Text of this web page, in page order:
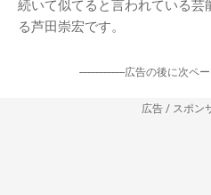
続いて似てると言われている芸
る芦田崇宏です。
-----------------広告の後に次ペ
広告 / スポン